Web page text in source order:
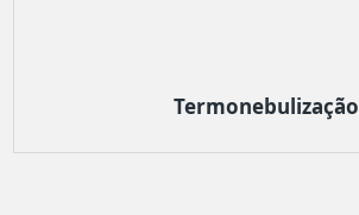
Termonebulização